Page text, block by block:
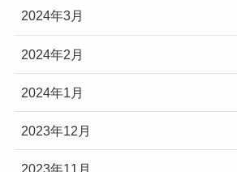
2024年3月
2024年2月
2024年1月
2023年12月
2023年11月